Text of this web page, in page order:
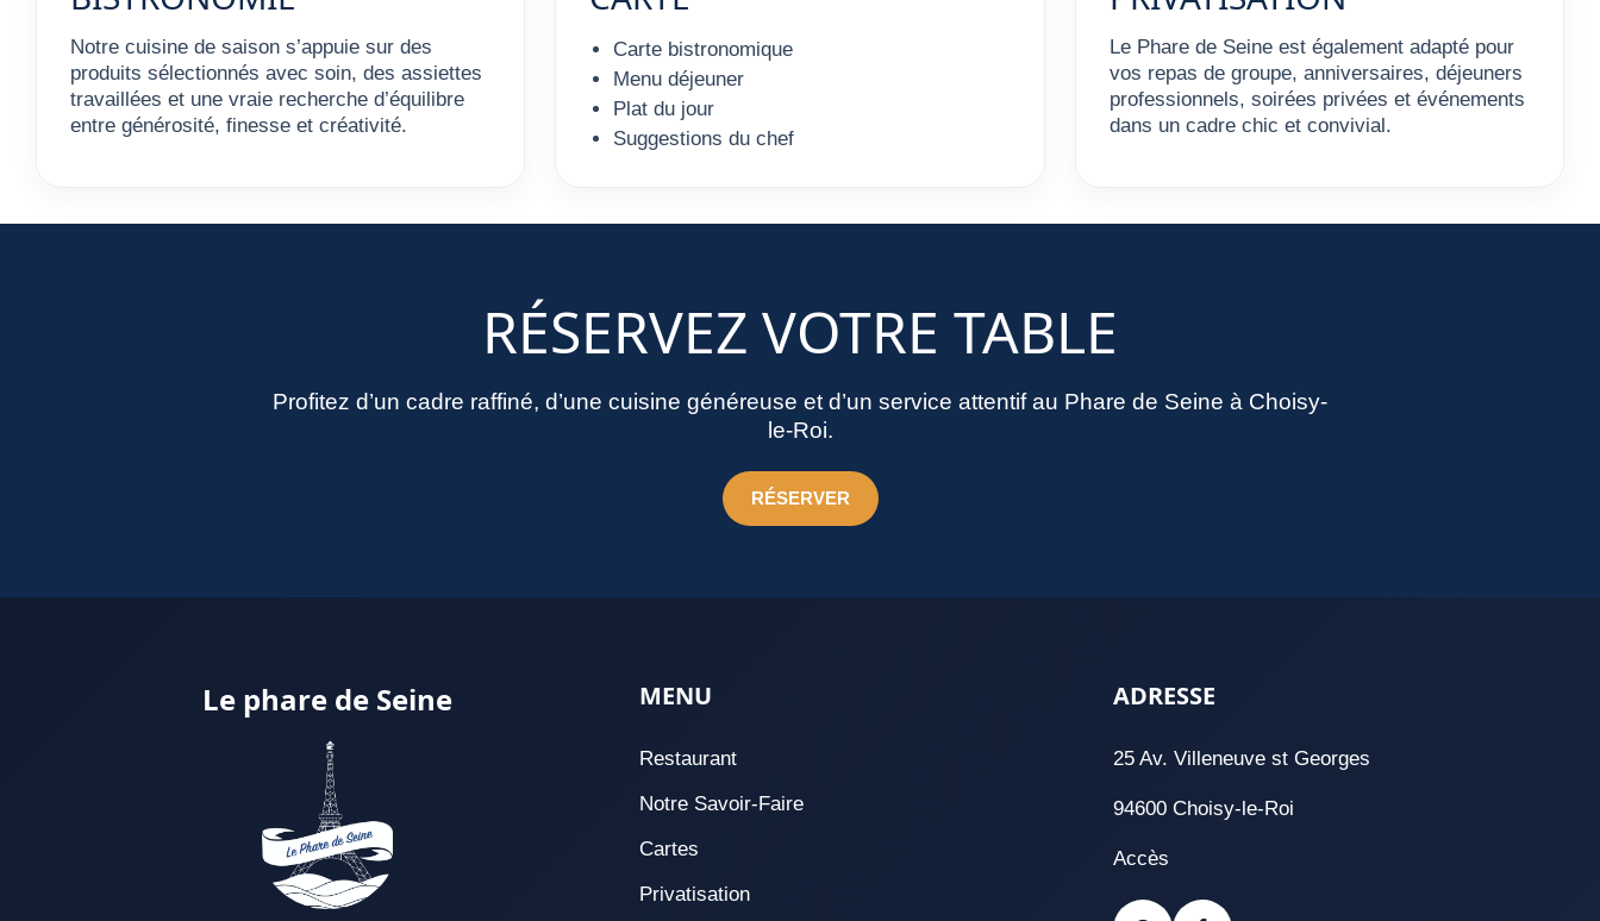
Notre cuisine de saison s’appuie sur des
produits sélectionnés avec soin, des assiettes
travaillées et une vraie recherche d’équilibre
entre générosité, finesse et créativité.
Carte bistronomique
Menu déjeuner
Plat du jour
Suggestions du chef
Le Phare de Seine est également adapté pour
vos repas de groupe, anniversaires, déjeuners
professionnels, soirées privées et événements
dans un cadre chic et convivial.
RÉSERVEZ VOTRE TABLE
Profitez d’un cadre raffiné, d’une cuisine généreuse et d’un service attentif au Phare de Seine à Choisy-
le-Roi.
RÉSERVER
Le phare de Seine MENU
Restaurant
Notre Savoir-Faire
Cartes
Privatisation
ADRESSE
25 Av. Villeneuve st Georges
94600 Choisy-le-Roi
Accès